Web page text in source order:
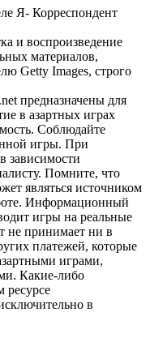
Я- Корреспондент
и воспроизведение
материалов,
Getty Images, строго
предназначены для
в азартных играх
Соблюдайте
игры. При
зависимости
Помните, что
являться источником
Информационный
игры на реальные
не принимает ни в
платежей, которые
играми,
Какие-либо
ресурсе
в